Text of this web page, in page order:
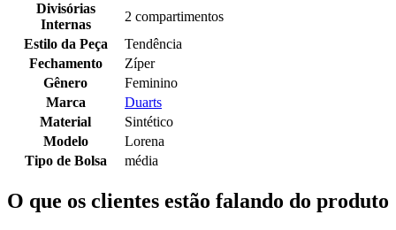
Divisórias
Internas
2 compartimentos
Estilo da Peça
Tendência
Fechamento
Zíper
Gênero
Feminino
Marca
Duarts
Material
Sintético
Modelo
Lorena
Tipo de Bolsa
média
O que os clientes estão falando do produto